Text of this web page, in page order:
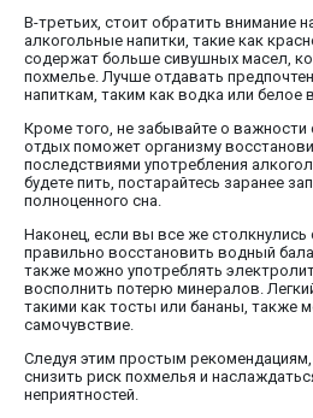
В-третьих, стоит обратить внимание
алкогольные напитки, такие как
содержат больше сивушных масел,
похмелье. Лучше отдавать
напиткам, таким как водка или белое
Кроме того, не забывайте о
отдых поможет организму
последствиями употребления
будете пить, постарайтесь заранее
полноценного сна.
Наконец, если вы все же
правильно восстановить водный
также можно употреблять
восполнить потерю минералов.
такими как тосты или бананы, также
самочувствие.
Следуя этим простым
снизить риск похмелья и
неприятностей.